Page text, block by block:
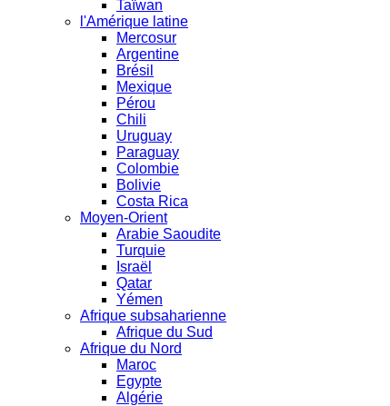
Taïwan
l'Amérique latine
Mercosur
Argentine
Brésil
Mexique
Pérou
Chili
Uruguay
Paraguay
Colombie
Bolivie
Costa Rica
Moyen-Orient
Arabie Saoudite
Turquie
Israël
Qatar
Yémen
Afrique subsaharienne
Afrique du Sud
Afrique du Nord
Maroc
Egypte
Algérie